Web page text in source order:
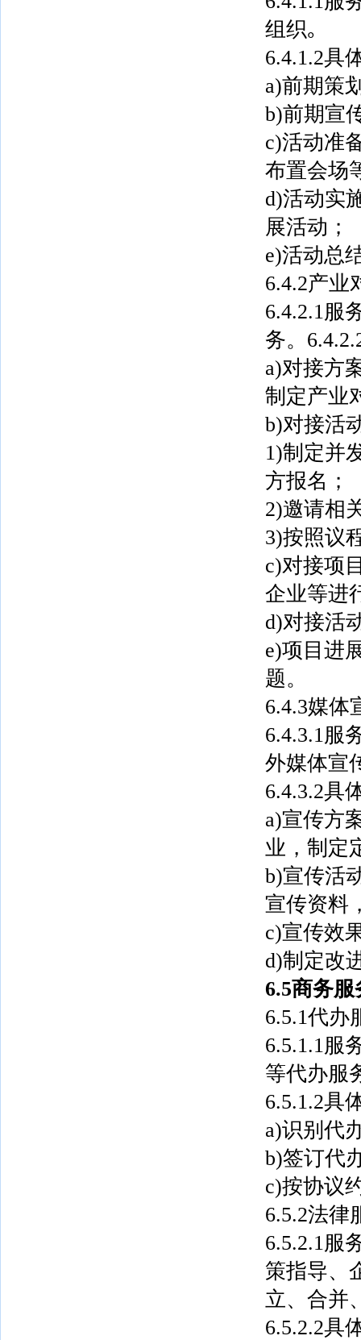
组织｡
6.4.1.2具
a)前期策
b)前期宣
c)活动准
布置会场
d)活动实
展活动；
e)活动总
6.4.2产业
6.4.2.1服
务。
a)对接方
制定产业
b)对接活
1)制定并
方报名；
2)邀请相
3)按照议
c)对接项
企业等进
d)对接活
e)项目进
题。
6.4.3媒体
6.4.3.1服
外媒体宣
6.4.3.2具
a)宣传方
业，制定
b)宣传活
宣传资料
c)宣传效
d)制定改
6.5商务服
6.5.1代办
6.5.1.1服
等代办服
6.5.1.2具
a)识别代
b)签订代
c)按协议
6.5.2法律
6.5.2.1服
策指导、
立、合并
6.5.2.2具